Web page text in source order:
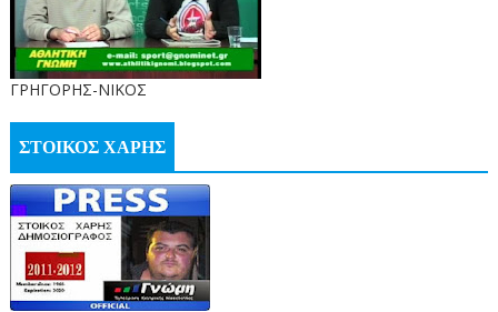
ΓΡΗΓΟΡΗΣ-ΝΙΚΟΣ
ΣΤΟΙΚΟΣ ΧΑΡΗΣ